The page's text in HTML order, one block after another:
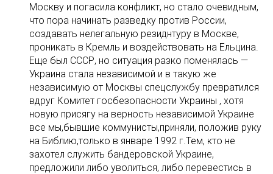
Москву и погасила конфликт, но стало очевидным,
что пора начинать разведку против России,
создавать нелегальную резиднтуру в Москве,
проникать в Кремль и воздействовать на Ельцина.
Еще был СССР, но ситуация разко поменялась —
Украина стала независимой и в такую же
независимую от Москвы спецслужбу превратился
вдруг Комитет госбезопасности Украины , хотя
новую присягу на верность независимой Украине
все мы,бывшие коммунисты,приняли, положив руку
на Библию,только в январе 1992 г.Тем, кто не
захотел служить бандеровской Украине,
предложили либо уволиться, либо перевестись в